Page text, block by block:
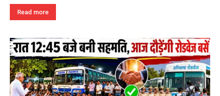
Read more